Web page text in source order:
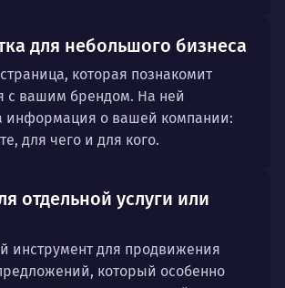
для небольшого бизнеса
которая познакомит
с вашим брендом. На ней
информация о вашей компании:
для чего и для кого.
отдельной услуги или
инструмент для продвижения
который особенно